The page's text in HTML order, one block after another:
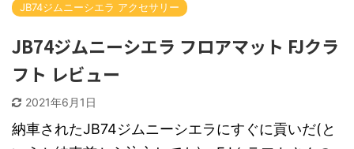
JB74ジムニーシエラ アクセサリー
JB74ジムニーシエラ フロアマット FJクラ
フト レビュー
2021年6月1日
納車されたJB74ジムニーシエラにすぐに貢いだ(と